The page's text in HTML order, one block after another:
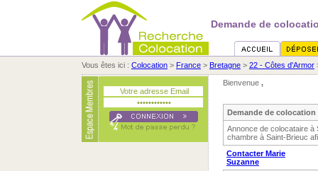
Demande de
Vous êtes ici : Colocation > France > Bretagne > 22 - Côtes d'Armor
Bienvenue ,
Demande de colocation
Annonce de colocataire à
chambre à Saint-Brieuc
Contacter Marie
Suzanne